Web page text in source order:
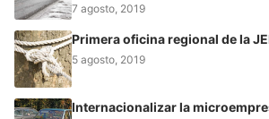
7 agosto, 2019
Primera oficina regional de la
5 agosto, 2019
Internacionalizar la